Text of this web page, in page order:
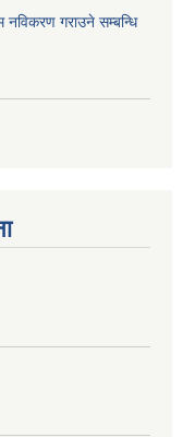
नविकरण गराउने सम्बन्धि